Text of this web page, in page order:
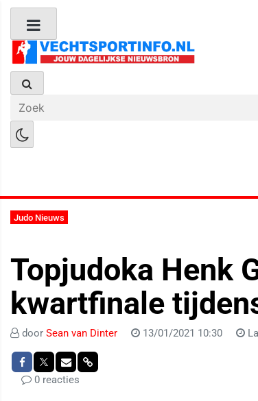
Judo Nieuws
Topjudoka Henk
kwartfinale
door Sean van Dinter 13/01/2021 10:30
0 reacties